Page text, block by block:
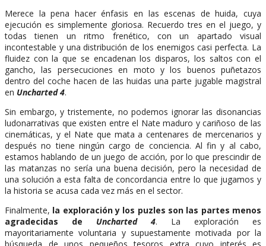
Merece la pena hacer énfasis en las escenas de huida, cuya
ejecución es simplemente gloriosa. Recuerdo tres en el juego, y
todas tienen un ritmo frenético, con un apartado visual
incontestable y una distribución de los enemigos casi perfecta. La
fluidez con la que se encadenan los disparos, los saltos con el
gancho, las persecuciones en moto y los buenos puñetazos
dentro del coche hacen de las huidas una parte jugable magistral
en Uncharted 4.
Sin embargo, y tristemente, no podemos ignorar las disonancias
ludonarrativas que existen entre el Nate maduro y cariñoso de las
cinemáticas, y el Nate que mata a centenares de mercenarios y
después no tiene ningún cargo de conciencia. Al fin y al cabo,
estamos hablando de un juego de acción, por lo que prescindir de
las matanzas no sería una buena decisión, pero la necesidad de
una solución a esta falta de concordancia entre lo que jugamos y
la historia se acusa cada vez más en el sector.
Finalmente, la exploración y los puzles son las partes menos
agradecidas de Uncharted 4. La exploración es
mayoritariamente voluntaria y supuestamente motivada por la